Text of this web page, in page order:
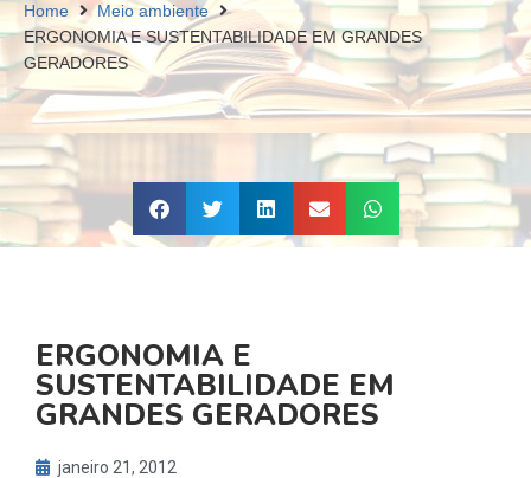
Home
Meio ambiente
ERGONOMIA E SUSTENTABILIDADE EM GRANDES
GERADORES
ERGONOMIA E
SUSTENTABILIDADE EM
GRANDES GERADORES
janeiro 21, 2012